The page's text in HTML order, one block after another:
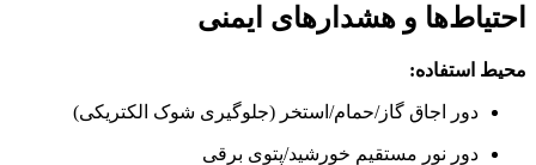
احتیاط‌ها و هشدارهای ایمنی
محیط استفاده:
دور اجاق گاز/حمام/استخر (جلوگیری شوک الکتریکی)
دور نور مستقیم خورشید/پتوی برقی